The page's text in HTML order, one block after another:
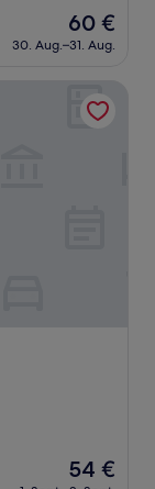
Der
Preis
beträgt
60 €
30. Aug.–31. Aug.
Der
Preis
54 €